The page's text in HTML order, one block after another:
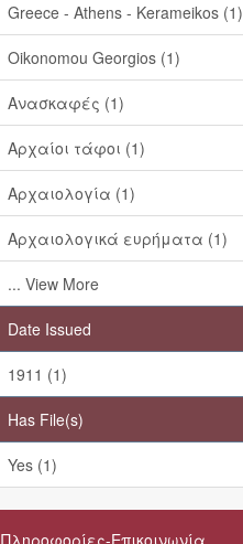
Greece - Athens - Kerameikos (1)
Oikonomou Georgios (1)
Ανασκαφές (1)
Αρχαίοι τάφοι (1)
Αρχαιολογία (1)
Αρχαιολογικά ευρήματα (1)
... View More
Date Issued
1911 (1)
Has File(s)
Yes (1)
Πληροφορίες-Επικοινωνία